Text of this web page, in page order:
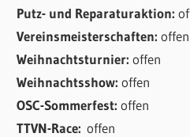
Putz- und Reparaturaktion:
Vereinsmeisterschaften:offen
Weihnachtsturnier:offen
Weihnachtsshow:offen
OSC-Sommerfest:offen
TTVN-Race:offen